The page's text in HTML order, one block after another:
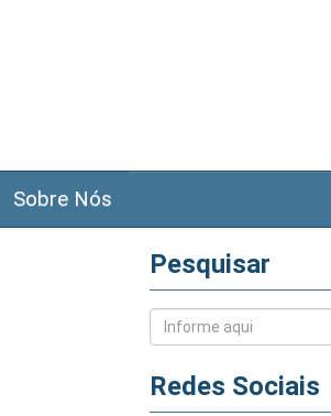
Sobre Nós
Pesquisar
Redes Sociais